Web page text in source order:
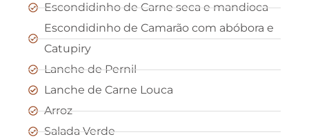
Escondidinho de Carne seca e mandioca
Escondidinho de Camarão com abóbora e
Catupiry
Lanche de Pernil
Lanche de Carne Louca
Arroz
Salada Verde